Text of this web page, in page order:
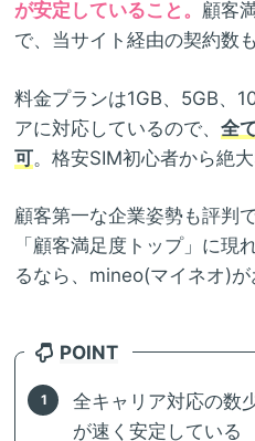
が安定していること。 顧客
で、当サイト経由の契約数
料金プランは1GB、5GB、
アに対応しているので、 全
可。格安SIM初心者から絶
顧客第一な企業姿勢も評判
「顧客満足度トップ」に現
るなら、mineo(マイネオ)が
POINT
全キャリア対応の数
が速く安定している